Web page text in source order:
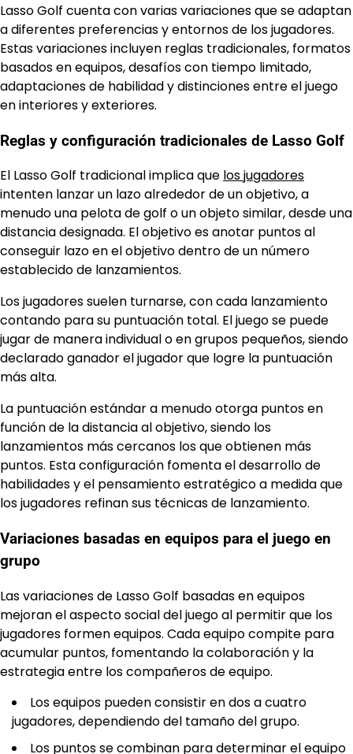
Lasso Golf cuenta con varias variaciones que se adaptan
a diferentes preferencias y entornos de los jugadores.
Estas variaciones incluyen reglas tradicionales, formatos
basados en equipos, desafíos con tiempo limitado,
adaptaciones de habilidad y distinciones entre el juego
en interiores y exteriores.
Reglas y configuración tradicionales de Lasso Golf
El Lasso Golf tradicional implica que los jugadores
intenten lanzar un lazo alrededor de un objetivo, a
menudo una pelota de golf o un objeto similar, desde una
distancia designada. El objetivo es anotar puntos al
conseguir lazo en el objetivo dentro de un número
establecido de lanzamientos.
Los jugadores suelen turnarse, con cada lanzamiento
contando para su puntuación total. El juego se puede
jugar de manera individual o en grupos pequeños, siendo
declarado ganador el jugador que logre la puntuación
más alta.
La puntuación estándar a menudo otorga puntos en
función de la distancia al objetivo, siendo los
lanzamientos más cercanos los que obtienen más
puntos. Esta configuración fomenta el desarrollo de
habilidades y el pensamiento estratégico a medida que
los jugadores refinan sus técnicas de lanzamiento.
Variaciones basadas en equipos para el juego en
grupo
Las variaciones de Lasso Golf basadas en equipos
mejoran el aspecto social del juego al permitir que los
jugadores formen equipos. Cada equipo compite para
acumular puntos, fomentando la colaboración y la
estrategia entre los compañeros de equipo.
Los equipos pueden consistir en dos a cuatro
jugadores, dependiendo del tamaño del grupo.
Los puntos se combinan para determinar el equipo